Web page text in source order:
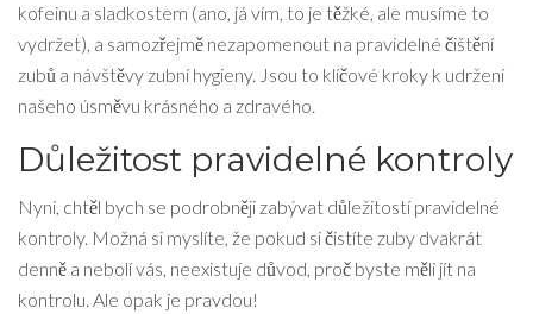
kofeinu a sladkostem (ano, já vím, to je těžké, ale musíme to
vydržet), a samozřejmě nezapomenout na pravidelné čištění
zubů a návštěvy zubní hygieny. Jsou to klíčové kroky k udržení
našeho úsměvu krásného a zdravého.
Důležitost pravidelné kontroly
Nyní, chtěl bych se podrobněji zabývat důležitostí pravidelné
kontroly. Možná si myslíte, že pokud si čistíte zuby dvakrát
denně a nebolí vás, neexistuje důvod, proč byste měli jít na
kontrolu. Ale opak je pravdou!